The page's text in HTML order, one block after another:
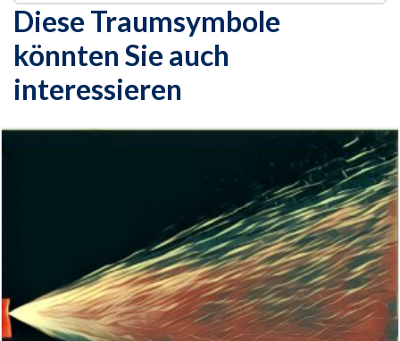
Diese Traumsymbole
könnten Sie auch
interessieren